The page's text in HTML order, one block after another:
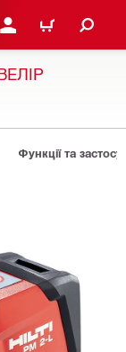
АБО
КОШИК
Функції та